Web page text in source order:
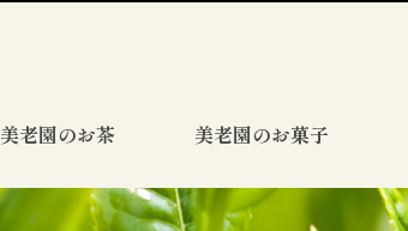
美老園のお茶 美老園のお菓子